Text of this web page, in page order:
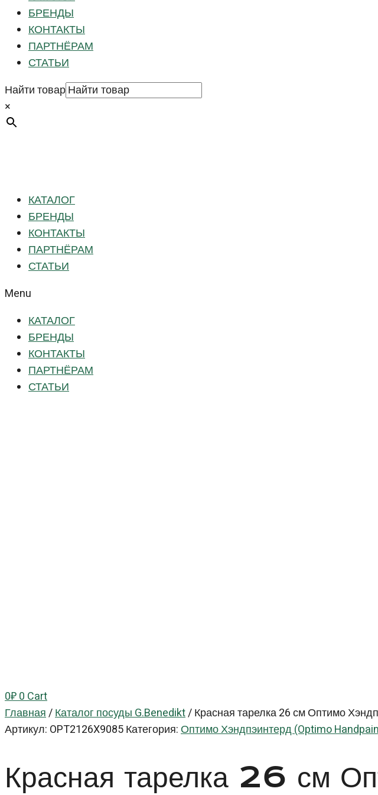
БРЕНДЫ
КОНТАКТЫ
ПАРТНЁРАМ
СТАТЬИ
Найти товар
×
КАТАЛОГ
БРЕНДЫ
КОНТАКТЫ
ПАРТНЁРАМ
СТАТЬИ
Menu
КАТАЛОГ
БРЕНДЫ
КОНТАКТЫ
ПАРТНЁРАМ
СТАТЬИ
0₽0Cart
Главная/Каталог посуды G.Benedikt/Красная тарелка 26 см Оптимо
Артикул: OPT2126X9085Категория:Оптимо Хэндпэинтерд (Optimo
Красная тарелка 26 см